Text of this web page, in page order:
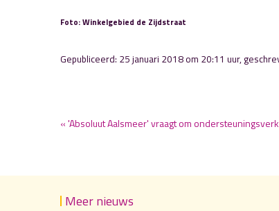
Foto: Winkelgebied de Zijdstraat
Gepubliceerd: 25 januari 2018 om 20:11 uur,
« 'Absoluut Aalsmeer' vraagt om
Meer nieuws